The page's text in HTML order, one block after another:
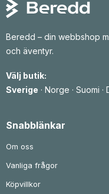
Beredd – din webbshop
och äventyr.
Välj butik:
Sverige · Norge · Suomi ·
Snabblänkar
Om oss
Vanliga frågor
Köpvillkor